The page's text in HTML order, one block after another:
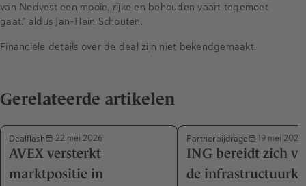
van Nedvest een mooie, rijke en behouden vaart tegemoet
gaat.” aldus Jan-Hein Schouten.
Financiële details over de deal zijn niet bekendgemaakt.
Gerelateerde artikelen
Dealflash 22 mei 2026
AVEX versterkt
marktpositie in
Partnerbijdrage 19 mei 2026
ING bereidt zich
de